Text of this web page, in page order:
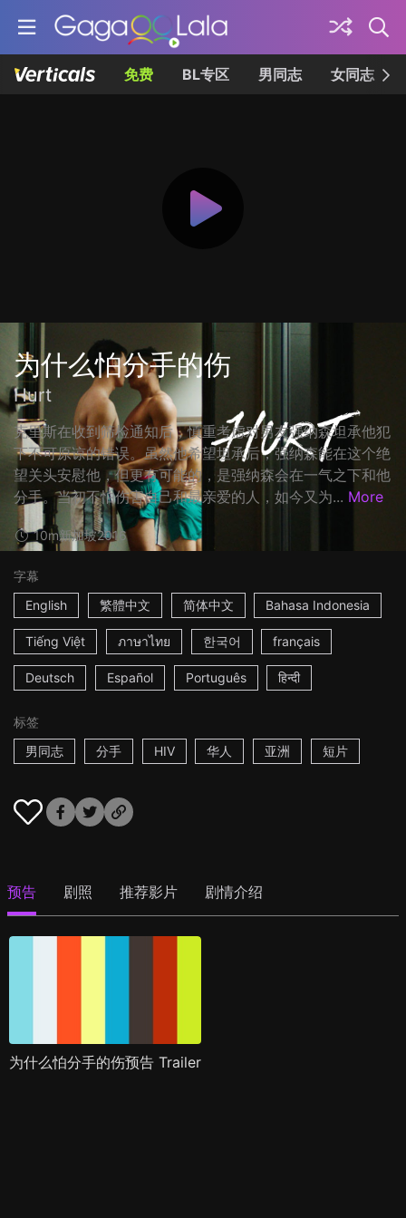
免费 BL专区 男同志 女同志
为什么怕分手的伤
Hurt
克里斯在收到筛检通知后，慎重考虑对男友强纳森坦承他犯
下不可原谅的错误。虽然他希望坦承后，强纳森能在这个绝
望关头安慰他，但更有可能的，是强纳森会在一气之下和他
分手。当初不怕伤害自己和最亲爱的人，如今又为... More
10m新加坡2016
字幕
English
繁體中文 简体中文 Bahasa Indonesia
Tiếng Việt ภาษาไทย 한국어 français
Deutsch Español Português हिन्दी
标签
男同志
分手 HIV 华人 亚洲 短片
预告 剧照 推荐影片 剧情介绍
为什么怕分手的伤预告 Trailer